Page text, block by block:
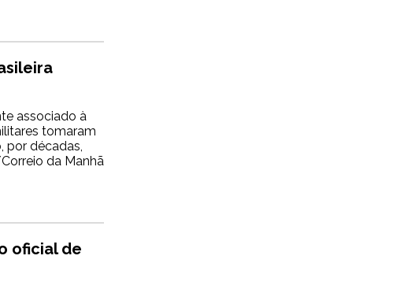
associado à
tomaram
por décadas,
da Manhã
oficial de